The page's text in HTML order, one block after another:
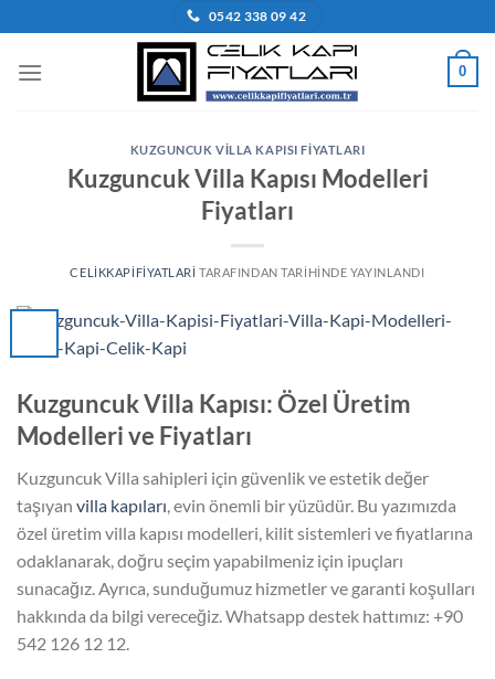
atla
0542 338 09 42
0
KUZGUNCUK VILLA KAPISI FIYATLARI
Kuzguncuk Villa Kapısı Modelleri
Fiyatları
CELIKKAPIFIYATLARI TARAFINDAN TARIHINDE YAYINLANDI
Kuzguncuk Villa Kapısı: Özel Üretim
Modelleri ve Fiyatları
Kuzguncuk Villa sahipleri için güvenlik ve estetik değer
taşıyan villa kapıları , evin önemli bir yüzüdür. Bu yazımızda
özel üretim villa kapısı modelleri, kilit sistemleri ve fiyatlarına
odaklanarak, doğru seçim yapabilmeniz için ipuçları
sunacağız. Ayrıca, sunduğumuz hizmetler ve garanti koşulları
hakkında da bilgi vereceğiz. Whatsapp destek hattımız: +90
542 126 12 12.